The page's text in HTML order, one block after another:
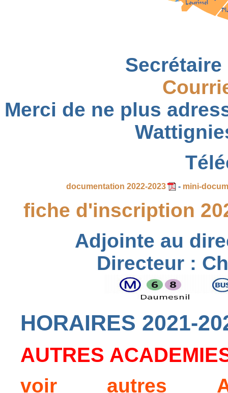
Secrétaire
Merci de ne plus
documentation 2022-2023 - mini-
fiche d'inscription
Adjointe au
Directeur :
HORAIRES 2021-
AUTRES
voir autres